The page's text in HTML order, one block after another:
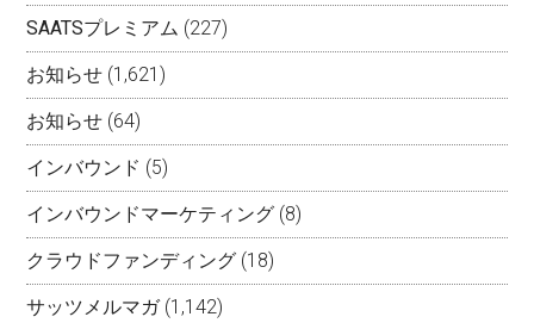
SAATSプレミアム (227)
お知らせ (1,621)
お知らせ (64)
インバウンド (5)
インバウンドマーケティング (8)
クラウドファンディング (18)
サッツメルマガ(1,142)